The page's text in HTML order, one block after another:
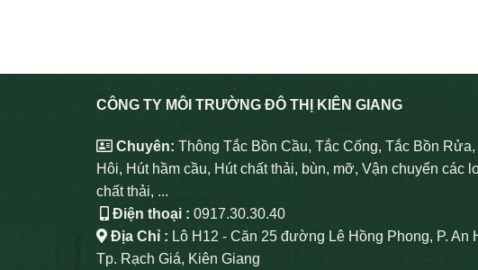
CÔNG TY MÔI TRƯỜNG ĐÔ THỊ KIÊN GIANG
Chuyên: Thông Tắc Bồn Cầu, Tắc Cống, Tắc Bồn Rửa,
Hôi, Hút hầm cầu, Hút chất thải, bùn, mỡ, Vận chuyển các
chất thải, ...
Điện thoại : 0917.30.30.40
Địa Chỉ : Lô H12 - Căn 25 đường Lê Hồng Phong, P. An
Tp. Rạch Giá, Kiên Giang